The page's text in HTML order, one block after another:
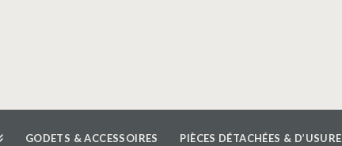
GODETS & ACCESSOIRES PIÈCES DÉTACHÉES & D’USURE